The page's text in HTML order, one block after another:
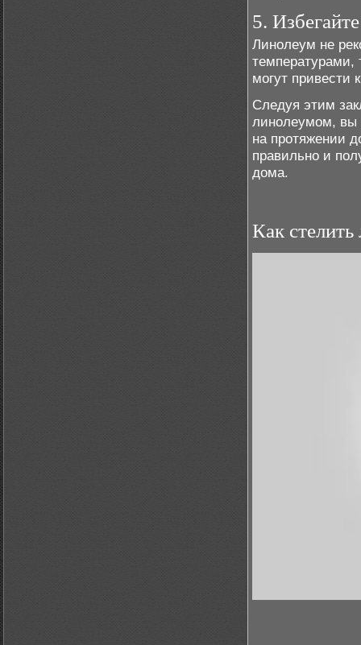
5.
Линолеум не
температурами,
могут привести
Следуя этим
линолеумом, вы
на протяжении
правильно и
дома.
Как